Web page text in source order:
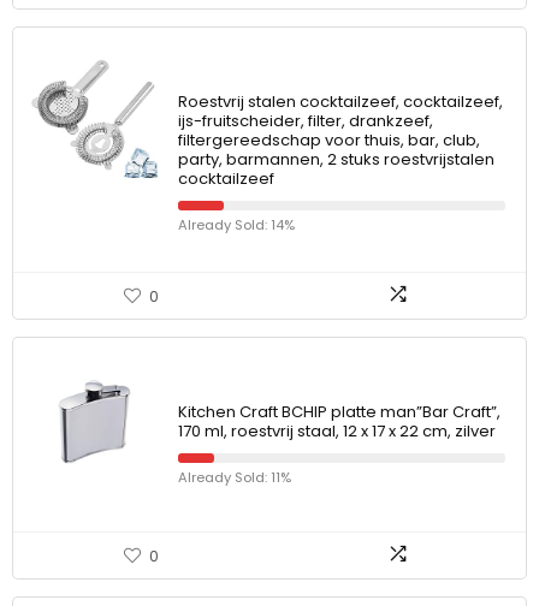
Roestvrij stalen cocktailzeef, cocktailzeef,
ijs-fruitscheider, filter, drankzeef,
filtergereedschap voor thuis, bar, club,
party, barmannen, 2 stuks roestvrijstalen
cocktailzeef
Already Sold: 14%
0
Kitchen Craft BCHIP platte man”Bar Craft”,
170 ml, roestvrij staal, 12 x 17 x 22 cm, zilver
Already Sold: 11%
0